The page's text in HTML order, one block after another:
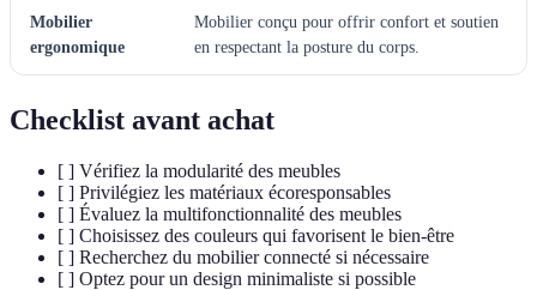
Mobilier
ergonomique
Mobilier conçu pour offrir confort et soutien
en respectant la posture du corps.
Checklist avant achat
[ ] Vérifiez la modularité des meubles
[ ] Privilégiez les matériaux écoresponsables
[ ] Évaluez la multifonctionnalité des meubles
[ ] Choisissez des couleurs qui favorisent le bien-être
[ ] Recherchez du mobilier connecté si nécessaire
[ ] Optez pour un design minimaliste si possible